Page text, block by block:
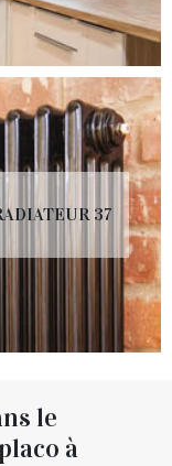
37
le
à